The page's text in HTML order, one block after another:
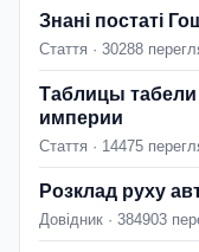
Знані постаті
Стаття · 30288
Таблицы табели
империи
Стаття · 14475
Розклад руху
Довідник · 384903